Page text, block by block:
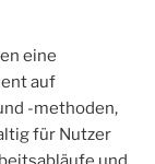
eine
auf
-methoden,
für Nutzer